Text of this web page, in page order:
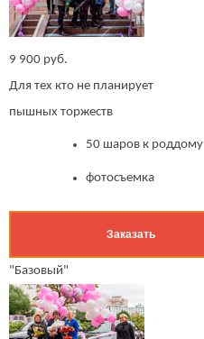
9 900 руб.
Для тех кто не планирует
пышных торжеств
50 шаров к роддому
фотосъемка
Заказать
"Базовый"